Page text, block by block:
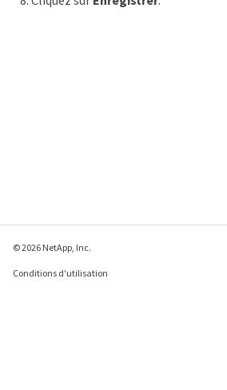
© 2026 NetApp, Inc.
Conditions d'utilisation